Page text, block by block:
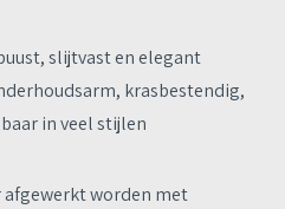
slijtvast en elegant
krasbestendig,
in veel stijlen
afgewerkt worden met